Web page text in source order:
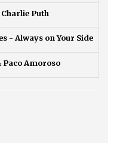
Puth
- Always on Your Side
Paco Amoroso